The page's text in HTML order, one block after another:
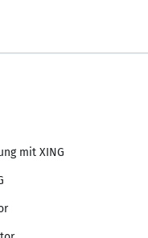
mit XING